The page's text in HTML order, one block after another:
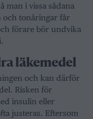
man i vissa sådana
och tonåringar får
förare bör undvika
läkemedel
och kan därför
Risken för
insulin eller
justeras. Eftersom